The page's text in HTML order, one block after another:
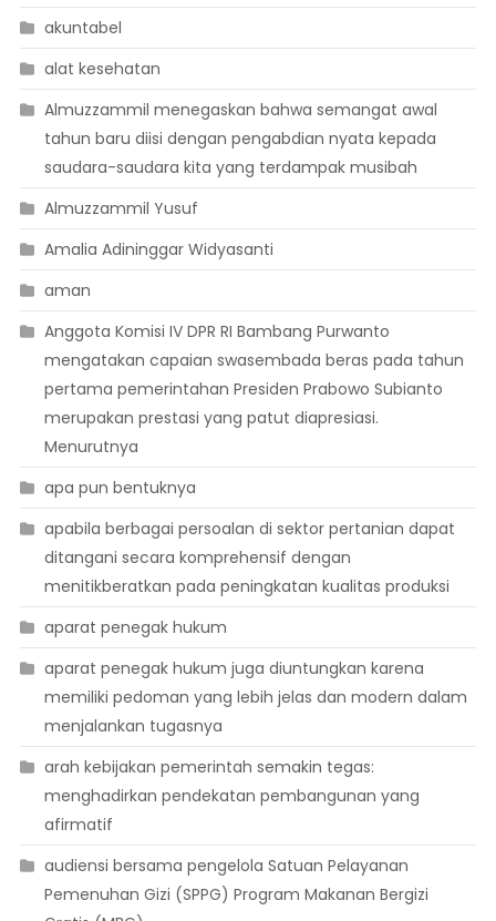
akuntabel
alat kesehatan
Almuzzammil menegaskan bahwa semangat awal
tahun baru diisi dengan pengabdian nyata kepada
saudara-saudara kita yang terdampak musibah
Almuzzammil Yusuf
Amalia Adininggar Widyasanti
aman
Anggota Komisi IV DPR RI Bambang Purwanto
mengatakan capaian swasembada beras pada tahun
pertama pemerintahan Presiden Prabowo Subianto
merupakan prestasi yang patut diapresiasi.
Menurutnya
apa pun bentuknya
apabila berbagai persoalan di sektor pertanian dapat
ditangani secara komprehensif dengan
menitikberatkan pada peningkatan kualitas produksi
aparat penegak hukum
aparat penegak hukum juga diuntungkan karena
memiliki pedoman yang lebih jelas dan modern dalam
menjalankan tugasnya
arah kebijakan pemerintah semakin tegas:
menghadirkan pendekatan pembangunan yang
afirmatif
audiensi bersama pengelola Satuan Pelayanan
Pemenuhan Gizi (SPPG) Program Makanan Bergizi